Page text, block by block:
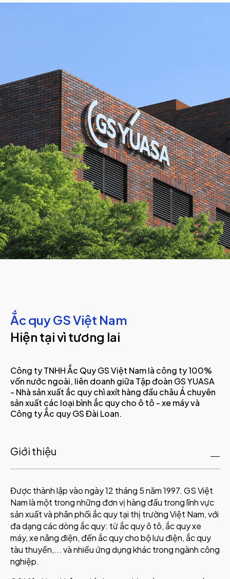
Ắc quy GS Việt Nam
Hiện tại vì tương lai
Công ty TNHH Ắc Quy GS Việt Nam là công ty 100%
vốn nước ngoài, liên doanh giữa Tập đoàn GS YUASA
- Nhà sản xuất ắc quy chì axít hàng đầu châu Á chuyên
sản xuất các loại bình ắc quy cho ô tô - xe máy và
Công ty Ắc quy GS Đài Loan.
Giới thiệu
Được thành lập vào ngày 12 tháng 5 năm 1997. GS Việt
Nam là một trong những đơn vị hàng đầu trong lĩnh vực
sản xuất và phân phối ắc quy tại thị trường Việt Nam, với
đa dạng các dòng ắc quy: từ ắc quy ô tô, ắc quy xe
máy, xe nâng điện, đến ắc quy cho bộ lưu điện, ắc quy
tàu thuyền,... và nhiều ứng dụng khác trong ngành công
nghiệp.